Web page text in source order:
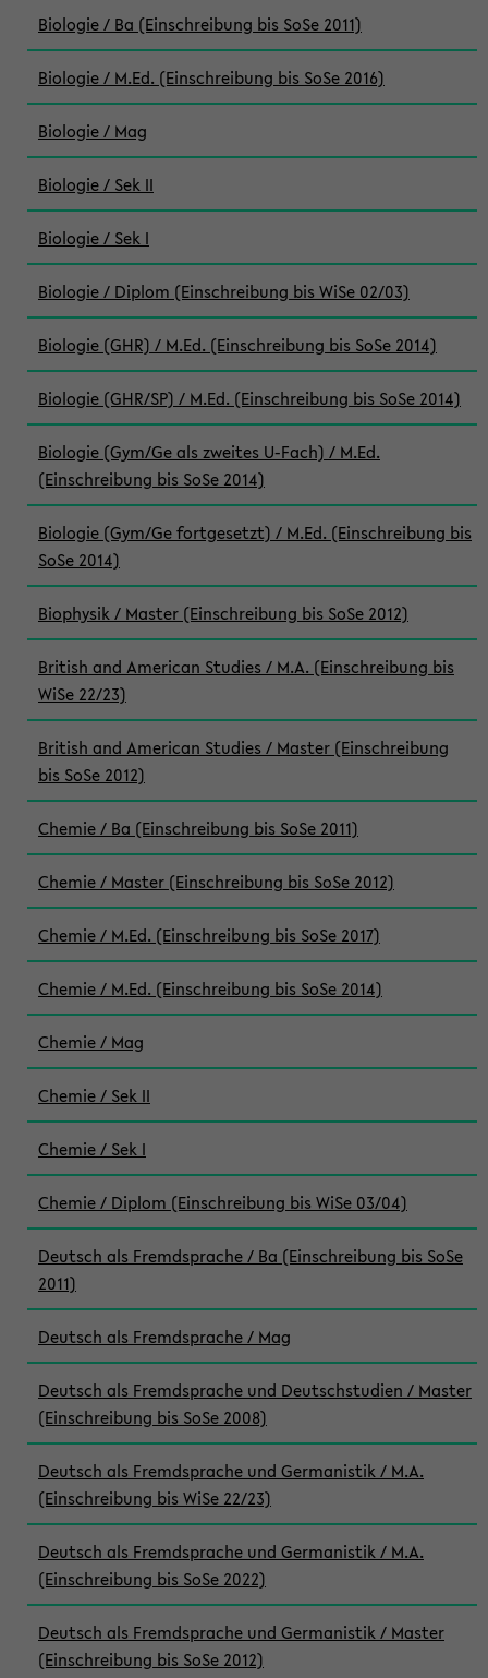
Biologie / Ba (Einschreibung bis SoSe 2011)
Biologie / M.Ed. (Einschreibung bis SoSe 2016)
Biologie / Mag
Biologie / Sek II
Biologie / Sek I
Biologie / Diplom (Einschreibung bis WiSe 02/03)
Biologie (GHR) / M.Ed. (Einschreibung bis SoSe 2014)
Biologie (GHR/SP) / M.Ed. (Einschreibung bis SoSe 2014)
Biologie (Gym/Ge als zweites U-Fach) / M.Ed.
(Einschreibung bis SoSe 2014)
Biologie (Gym/Ge fortgesetzt) / M.Ed. (Einschreibung bis
SoSe 2014)
Biophysik / Master (Einschreibung bis SoSe 2012)
British and American Studies / M.A. (Einschreibung bis
WiSe 22/23)
British and American Studies / Master (Einschreibung
bis SoSe 2012)
Chemie / Ba (Einschreibung bis SoSe 2011)
Chemie / Master (Einschreibung bis SoSe 2012)
Chemie / M.Ed. (Einschreibung bis SoSe 2017)
Chemie / M.Ed. (Einschreibung bis SoSe 2014)
Chemie / Mag
Chemie / Sek II
Chemie / Sek I
Chemie / Diplom (Einschreibung bis WiSe 03/04)
Deutsch als Fremdsprache / Ba (Einschreibung bis SoSe
2011)
Deutsch als Fremdsprache / Mag
Deutsch als Fremdsprache und Deutschstudien / Master
(Einschreibung bis SoSe 2008)
Deutsch als Fremdsprache und Germanistik / M.A.
(Einschreibung bis WiSe 22/23)
Deutsch als Fremdsprache und Germanistik / M.A.
(Einschreibung bis SoSe 2022)
Deutsch als Fremdsprache und Germanistik / Master
(Einschreibung bis SoSe 2012)